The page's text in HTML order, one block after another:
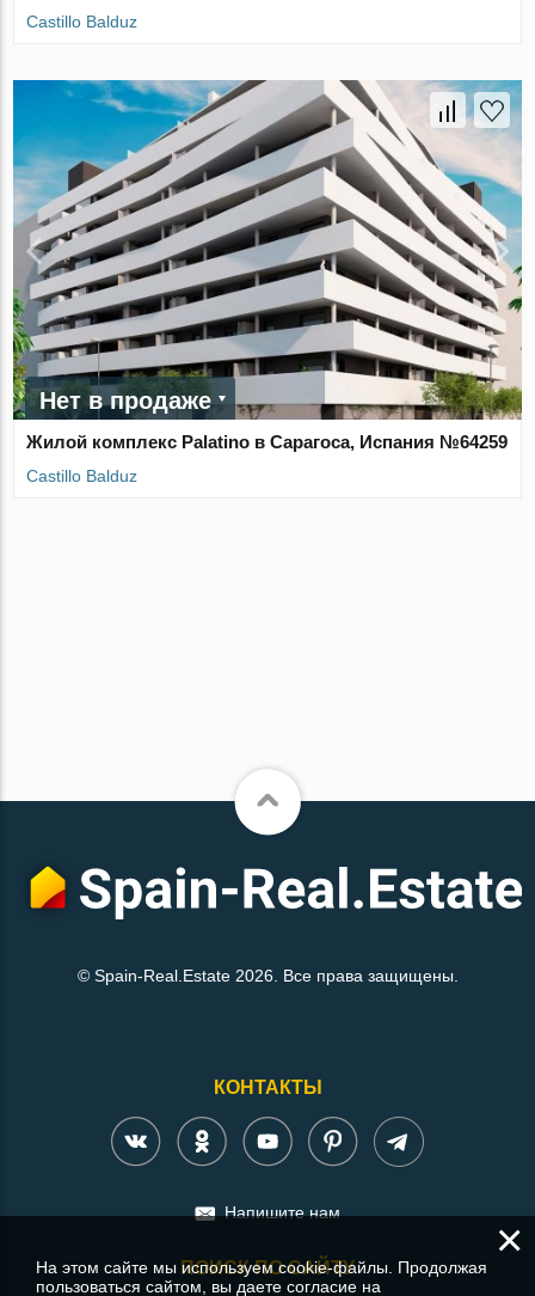
Castillo Balduz
Нет в продаже
Жилой комплекс Palatino в Сарагоса, Испания №64259
Castillo Balduz
© Spain-Real.Estate 2026. Все права защищены.
КОНТАКТЫ
Напишите нам
ПОИСК ПО САЙТУ
×
На этом сайте мы используем cookie-файлы. Продолжая
пользоваться сайтом, вы даете согласие на